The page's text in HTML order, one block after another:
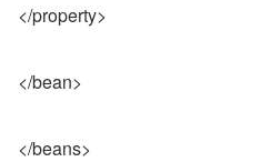
</property>
</bean>
</beans>